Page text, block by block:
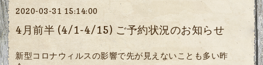
2020-03-31 15:14:00
4月前半 (4/1-4/15) ご予約状況のお知らせ
新型コロナウィルスの影響で先が見えないことも多い昨